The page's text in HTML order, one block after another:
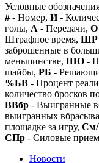
Условные
# - Номер, И-
голы, А - Передачи, О
Штрафное время, ШР
заброшенные в
меньшинстве, ШО -
шайбы, РБ -
%БВ - Процент
количество бросков
ВВбр - Выигранные
выигранных
площадке за игру,
СПр - Силовые
Новости